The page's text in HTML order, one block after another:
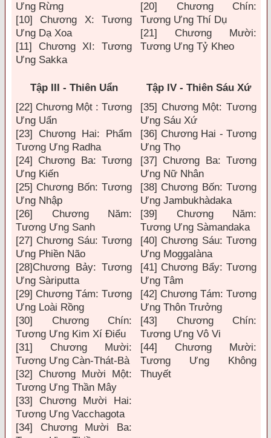
Ưng Rừng
[10] Chương X: Tương
Ưng Dạ Xoa
[11] Chương XI: Tương
Ưng Sakka
[20] Chương Chín:
Tương Ưng Thí Dụ
[21] Chương Mười:
Tương Ưng Tỷ Kheo
Tập III - Thiên Uẩn
[22] Chương Một : Tương
Ưng Uẩn
[23] Chương Hai: Phẩm
Tương Ưng Radha
[24] Chương Ba: Tương
Ưng Kiến
[25] Chương Bốn: Tương
Ưng Nhập
[26] Chương Năm:
Tương Ưng Sanh
[27] Chương Sáu: Tương
Ưng Phiền Não
[28]Chương Bảy: Tương
Ưng Sàriputta
[29] Chương Tám: Tương
Ưng Loài Rồng
[30] Chương Chín:
Tương Ưng Kim Xí Điểu
[31] Chương Mười:
Tương Ưng Càn-Thát-Bà
[32] Chương Mười Một:
Tương Ưng Thần Mây
[33] Chương Mười Hai:
Tương Ưng Vacchagota
[34] Chương Mười Ba:
Tập IV - Thiên Sáu Xứ
[35] Chương Một: Tương
Ưng Sáu Xứ
[36] Chương Hai - Tương
Ưng Thọ
[37] Chương Ba: Tương
Ưng Nữ Nhân
[38] Chương Bốn: Tương
Ưng Jambukhàdaka
[39] Chương Năm:
Tương Ưng Sàmandaka
[40] Chương Sáu: Tương
Ưng Moggalàna
[41] Chương Bẩy: Tương
Ưng Tâm
[42] Chương Tám: Tương
Ưng Thôn Trưởng
[43] Chương Chín:
Tương Ưng Vô Vi
[44] Chương Mười:
Tương Ưng Không
Thuyết